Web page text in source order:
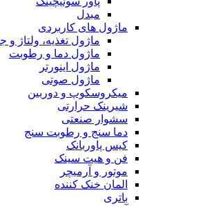
مبدل
ماژول های کاربردی
ماژول تغذیه، ولتاژ و
ماژول دما و رطوبت
ماژول اینورتر
ماژول صوتی
میکروسکوپ و دوربین
شیرینک حرارتی
سشوار صنعتی
دما سنج و رطوبت سنج
کیس پاوربانک
فن و هیت سینک
موتور و آرمیچر
المان خنک کننده
باتری